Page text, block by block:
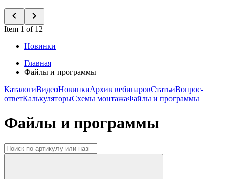
Item 1 of 12
Новинки
Главная
Файлы и программы
КаталогиВидеоНовинкиАрхив вебинаровСтатьиВопрос-
ответКалькуляторыСхемы монтажаФайлы и программы
Файлы и программы